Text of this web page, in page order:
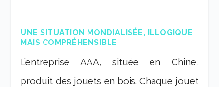
UNE SITUATION MONDIALISÉE, ILLOGIQUE
MAIS COMPRÉHENSIBLE
L’entreprise AAA, située en Chine,
produit des jouets en bois. Chaque jouet